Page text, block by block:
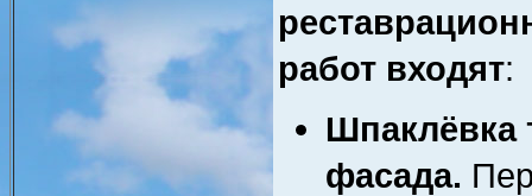
работ входят:
Шпаклёвка
фасада.